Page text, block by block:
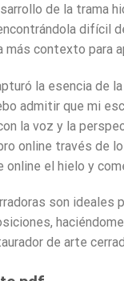
de la trama
difícil
contexto para
la esencia de
admitir que mi
la voz y la
online​ través de
el hielo y
son ideales
de arte